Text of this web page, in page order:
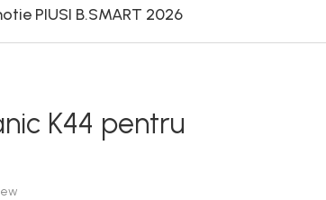
PIUSI B.SMART 2026
K44 pentru